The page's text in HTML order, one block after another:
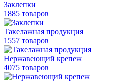
Заклепки
1885 товаров
Такелажная продукция
1557 товаров
Нержавеющий крепеж
4075 товаров